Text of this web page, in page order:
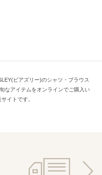
ビアズリー)のシャツ・ブラウス
なアイテムをオンラインでご購入い
イトです。